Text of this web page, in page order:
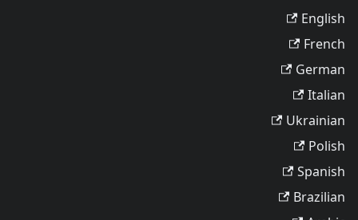
English
French
German
Italian
Ukrainian
Polish
Spanish
Brazilian